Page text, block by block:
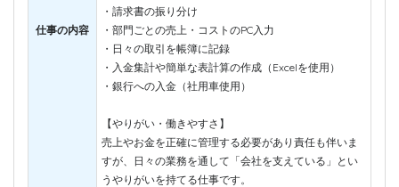
仕事の内容
・請求書の振り分け
・部門ごとの売上・コストのPC入力
・日々の取引を帳簿に記録
・入金集計や簡単な表計算の作成（Excelを使用）
・銀行への入金（社用車使用）
【やりがい・働きやすさ】
売上やお金を正確に管理する必要があり責任も伴いま
すが、日々の業務を通して「会社を支えている」とい
うやりがいを持てる仕事です。